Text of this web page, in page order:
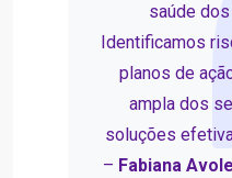
saúde
Identificamos
planos de
ampla dos
soluções
– Fabiana